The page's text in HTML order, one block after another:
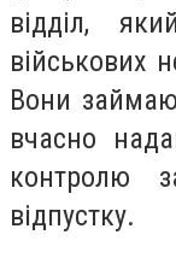
відділ,
військових
Вони
вчасно
контролю
відпустку.